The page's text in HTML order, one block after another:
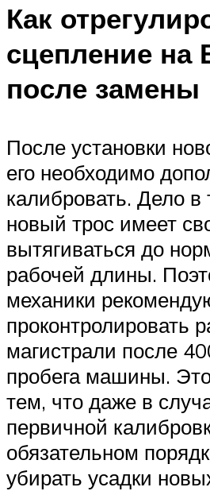
Как
сцепление на
после замены
После установки
его необходимо
калибровать. Дело в
новый трос имеет
вытягиваться до
рабочей длины.
механики
проконтролировать
магистрали после
пробега машины.
тем, что даже в
первичной
обязательном
убирать усадки